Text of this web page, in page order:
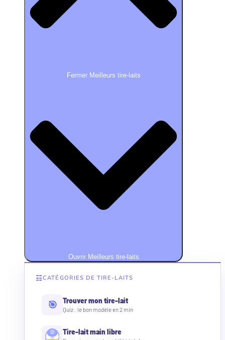
Fermer Meilleurs tire-laits
Ouvrir Meilleurs tire-laits
☷CATÉGORIES DE TIRE-LAITS
🎯 Trouver mon tire-lait
Quiz : le bon modèle en 2 min
Tire-lait main libre